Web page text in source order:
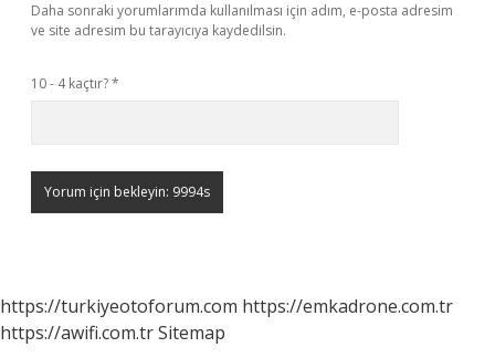
Daha sonraki yorumlarımda kullanılması için adım, e-posta adresim
ve site adresim bu tarayıcıya kaydedilsin.
10 - 4 kaçtır?*
https://turkiyeotoforum.com https://emkadrone.com.tr
https://awifi.com.trSitemap